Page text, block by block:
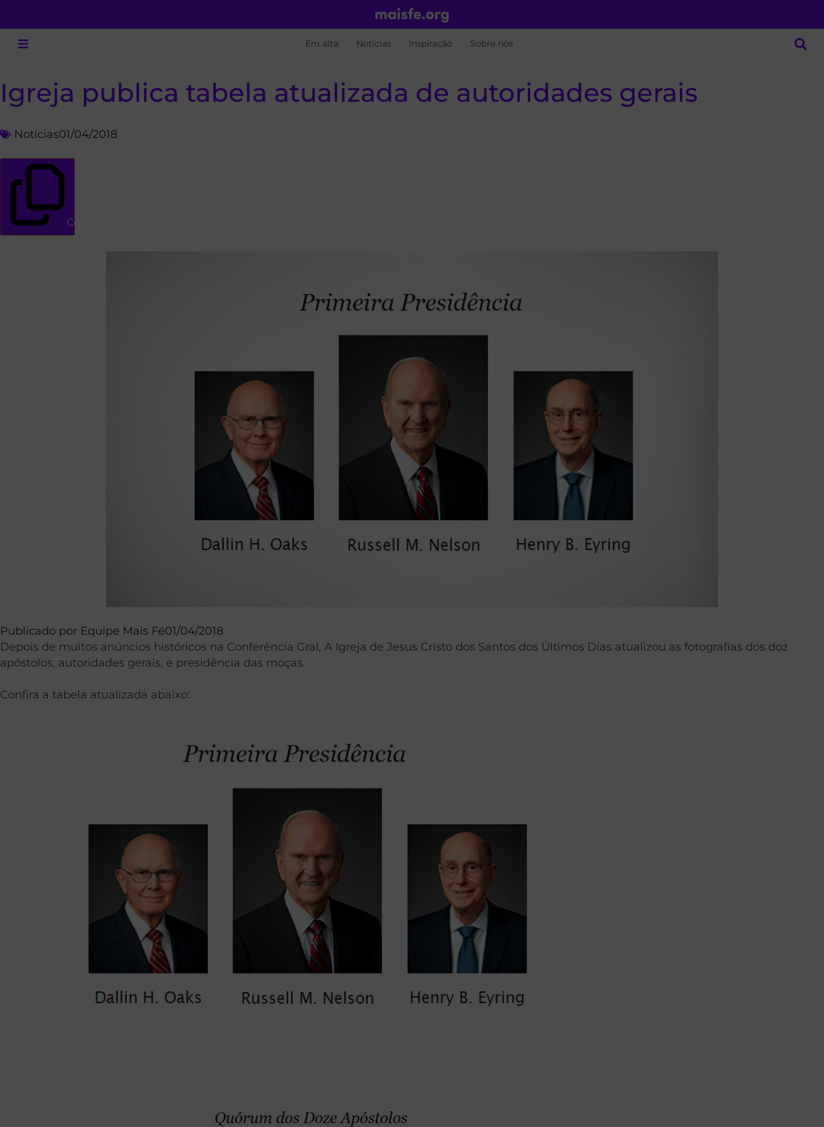
Em alta Notícias Inspiração Sobre nós
Igreja publica tabela atualizada de autoridades gerais
Notícias01/04/2018
Copiar link
Publicado por Equipe Mais Fé01/04/2018
Depois de muitos anúncios históricos na Conferência Gral, A Igreja de Jesus Cristo dos Santos dos Últimos Dias atualizou as fotografias dos doz
apóstolos, autoridades gerais, e presidência das moças.
Confira a tabela atualizada abaixo: